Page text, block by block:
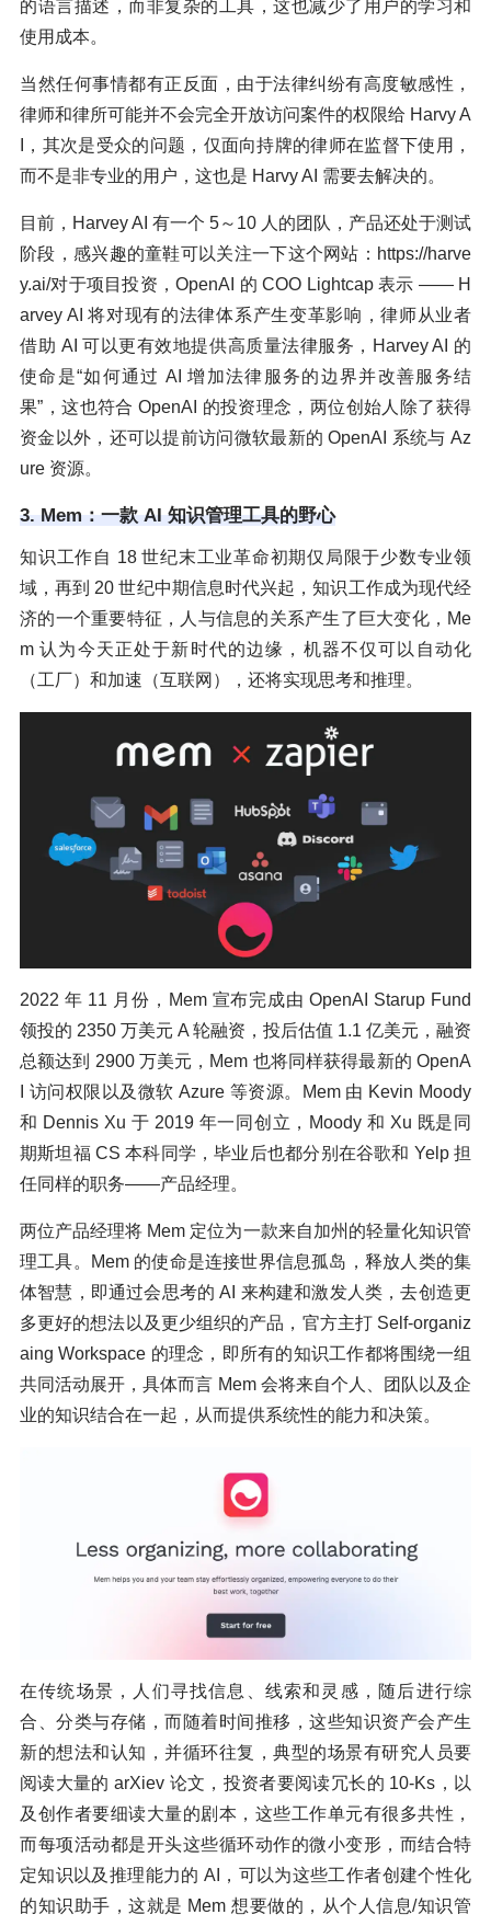
的语言描述，而非复杂的工具，这也减少了用户的学习和
使用成本。
当然任何事情都有正反面，由于法律纠纷有高度敏感性，
律师和律所可能并不会完全开放访问案件的权限给 Harvy A
I，其次是受众的问题，仅面向持牌的律师在监督下使用，
而不是非专业的用户，这也是 Harvy AI 需要去解决的。
目前，Harvey AI 有一个 5～10 人的团队，产品还处于测试
阶段，感兴趣的童鞋可以关注一下这个网站：https://harve
y.ai/对于项目投资，OpenAI 的 COO Lightcap 表示 —— H
arvey AI 将对现有的法律体系产生变革影响，律师从业者
借助 AI 可以更有效地提供高质量法律服务，Harvey AI 的
使命是“如何通过 AI 增加法律服务的边界并改善服务结
果”，这也符合 OpenAI 的投资理念，两位创始人除了获得
资金以外，还可以提前访问微软最新的 OpenAI 系统与 Az
ure 资源。
3. Mem：一款 AI 知识管理工具的野心
知识工作自 18 世纪末工业革命初期仅局限于少数专业领
域，再到 20 世纪中期信息时代兴起，知识工作成为现代经
济的一个重要特征，人与信息的关系产生了巨大变化，Me
m 认为今天正处于新时代的边缘，机器不仅可以自动化
（工厂）和加速（互联网），还将实现思考和推理。
2022 年 11 月份，Mem 宣布完成由 OpenAI Starup Fund
领投的 2350 万美元 A 轮融资，投后估值 1.1 亿美元，融资
总额达到 2900 万美元，Mem 也将同样获得最新的 OpenA
I 访问权限以及微软 Azure 等资源。Mem 由 Kevin Moody
和 Dennis Xu 于 2019 年一同创立，Moody 和 Xu 既是同
期斯坦福 CS 本科同学，毕业后也都分别在谷歌和 Yelp 担
任同样的职务——产品经理。
两位产品经理将 Mem 定位为一款来自加州的轻量化知识管
理工具。Mem 的使命是连接世界信息孤岛，释放人类的集
体智慧，即通过会思考的 AI 来构建和激发人类，去创造更
多更好的想法以及更少组织的产品，官方主打 Self-organiz
aing Workspace 的理念，即所有的知识工作都将围绕一组
共同活动展开，具体而言 Mem 会将来自个人、团队以及企
业的知识结合在一起，从而提供系统性的能力和决策。
在传统场景，人们寻找信息、线索和灵感，随后进行综
合、分类与存储，而随着时间推移，这些知识资产会产生
新的想法和认知，并循环往复，典型的场景有研究人员要
阅读大量的 arXiev 论文，投资者要阅读冗长的 10-Ks，以
及创作者要细读大量的剧本，这些工作单元有很多共性，
而每项活动都是开头这些循环动作的微小变形，而结合特
定知识以及推理能力的 AI，可以为这些工作者创建个性化
的知识助手，这就是 Mem 想要做的，从个人信息/知识管